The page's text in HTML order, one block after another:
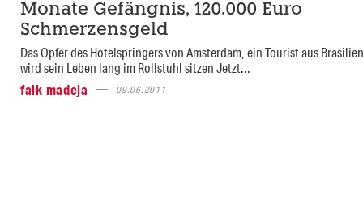
Monate Gefängnis, 120.000 Euro
Schmerzensgeld
Das Opfer des Hotelspringers von Amsterdam, ein Tourist aus
wird sein Leben lang im Rollstuhl sitzen Jetzt...
falk madeja
09.06.2011